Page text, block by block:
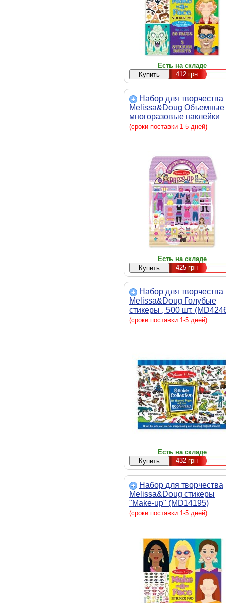
Есть на складе
412грн
Набор для творчества
Melissa&Doug Объемные
многоразовые наклейки
"Мода" (MD2195)
(сроки поставки 1-5 дней)
Есть на складе
425грн
Набор для творчества
Melissa&Doug Голубые
стикеры , 500 шт.
(сроки поставки 1-5 дней)
Есть на складе
432грн
Набор для творчества
Melissa&Doug стикеры
"Make-up" (MD14195)
(сроки поставки 1-5 дней)